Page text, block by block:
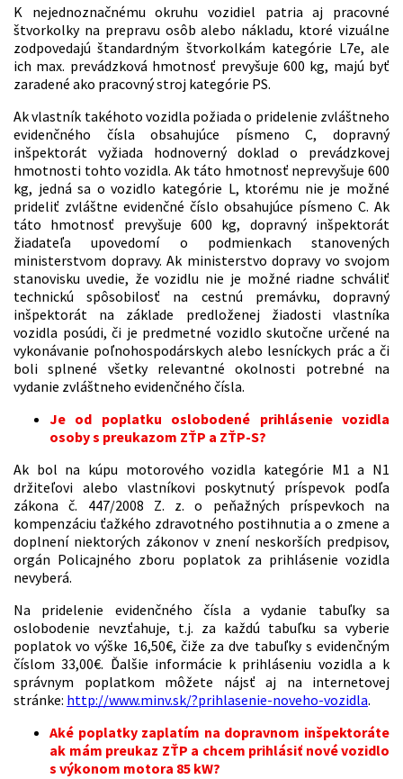
K nejednoznačnému okruhu vozidiel patria aj pracovné
štvorkolky na prepravu osôb alebo nákladu, ktoré vizuálne
zodpovedajú štandardným štvorkolkám kategórie L7e, ale
ich max. prevádzková hmotnosť prevyšuje 600 kg, majú byť
zaradené ako pracovný stroj kategórie PS.
Ak vlastník takéhoto vozidla požiada o pridelenie zvláštneho
evidenčného čísla obsahujúce písmeno C, dopravný
inšpektorát vyžiada hodnoverný doklad o prevádzkovej
hmotnosti tohto vozidla. Ak táto hmotnosť neprevyšuje 600
kg, jedná sa o vozidlo kategórie L, ktorému nie je možné
prideliť zvláštne evidenčné číslo obsahujúce písmeno C. Ak
táto hmotnosť prevyšuje 600 kg, dopravný inšpektorát
žiadateľa upovedomí o podmienkach stanovených
ministerstvom dopravy. Ak ministerstvo dopravy vo svojom
stanovisku uvedie, že vozidlu nie je možné riadne schváliť
technickú spôsobilosť na cestnú premávku, dopravný
inšpektorát na základe predloženej žiadosti vlastníka
vozidla posúdi, či je predmetné vozidlo skutočne určené na
vykonávanie poľnohospodárskych alebo lesníckych prác a či
boli splnené všetky relevantné okolnosti potrebné na
vydanie zvláštneho evidenčného čísla.
Je od poplatku oslobodené prihlásenie vozidla
osoby s preukazom ZŤP a ZŤP-S?
Ak bol na kúpu motorového vozidla kategórie M1 a N1
držiteľovi alebo vlastníkovi poskytnutý príspevok podľa
zákona č. 447/2008 Z. z. o peňažných príspevkoch na
kompenzáciu ťažkého zdravotného postihnutia a o zmene a
doplnení niektorých zákonov v znení neskorších predpisov,
orgán Policajného zboru poplatok za prihlásenie vozidla
nevyberá.
Na pridelenie evidenčného čísla a vydanie tabuľky sa
oslobodenie nevzťahuje, t.j. za každú tabuľku sa vyberie
poplatok vo výške 16,50€, čiže za dve tabuľky s evidenčným
číslom 33,00€. Ďalšie informácie k prihláseniu vozidla a k
správnym poplatkom môžete nájsť aj na internetovej
stránke: http://www.minv.sk/?prihlasenie-noveho-vozidla.
Aké poplatky zaplatím na dopravnom inšpektoráte
ak mám preukaz ZŤP a chcem prihlásiť nové vozidlo
s výkonom motora 85 kW?